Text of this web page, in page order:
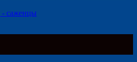
- саженцы